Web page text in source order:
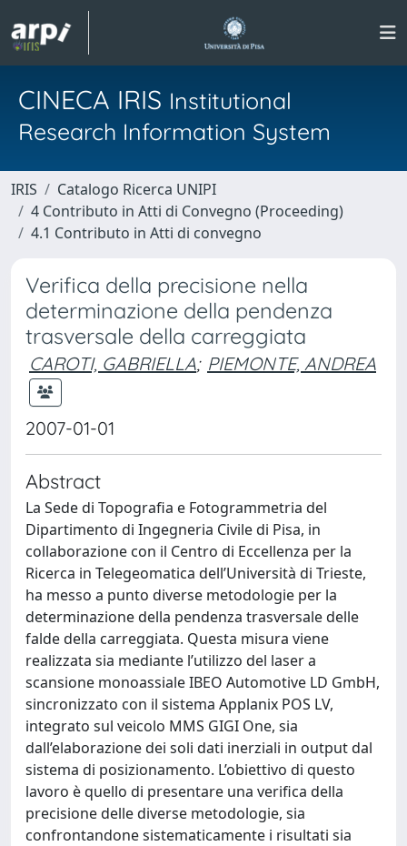
CINECA IRIS Institutional
Research Information System
IRIS
Catalogo Ricerca UNIPI
4 Contributo in Atti di Convegno (Proceeding)
4.1 Contributo in Atti di convegno
Verifica della precisione nella
determinazione della pendenza
trasversale della carreggiata
CAROTI, GABRIELLA; PIEMONTE, ANDREA
2007-01-01
Abstract
La Sede di Topografia e Fotogrammetria del
Dipartimento di Ingegneria Civile di Pisa, in
collaborazione con il Centro di Eccellenza per la
Ricerca in Telegeomatica dell’Università di Trieste,
ha messo a punto diverse metodologie per la
determinazione della pendenza trasversale delle
falde della carreggiata. Questa misura viene
realizzata sia mediante l’utilizzo del laser a
scansione monoassiale IBEO Automotive LD GmbH,
sincronizzato con il sistema Applanix POS LV,
integrato sul veicolo MMS GIGI One, sia
dall’elaborazione dei soli dati inerziali in output dal
sistema di posizionamento. L’obiettivo di questo
lavoro è quello di presentare una verifica della
precisione delle diverse metodologie, sia
confrontandone sistematicamente i risultati sia